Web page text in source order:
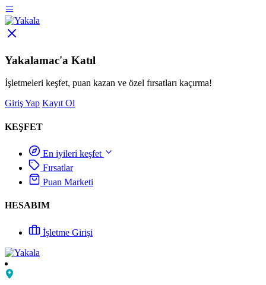
Yakalamac'a Katıl
İşletmeleri keşfet, puan kazan ve özel fırsatları kaçırma!
Giriş Yap Kayıt Ol
KEŞFET
En iyileri keşfet
Fırsatlar
Puan Marketi
HESABIM
İşletme Girişi